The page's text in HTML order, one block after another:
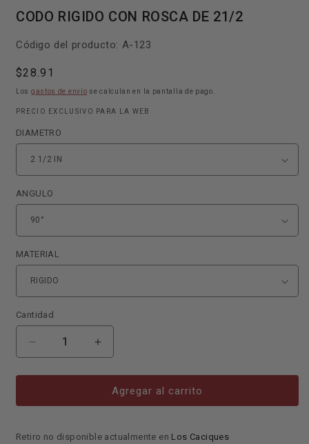
multimedia
una
modal
CODO RIGIDO CON ROSCA DE 21/2
Código del producto: SKU:
A-123
Precio
habitual
$28.91
Los gastos de envío se calculan en la pantalla de pago.
PRECIO EXCLUSIVO PARA LA WEB
DIAMETRO
ANGULO
MATERIAL
Cantidad
Reducir
cantidad
para
RIGIDO
ROSCA
Aumentar
cantidad
para
CODO
RIGIDO
ROSCA
Agregar al carrito
Retiro no disponible actualmente en Los Caciques